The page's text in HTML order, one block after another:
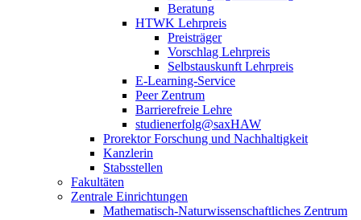
Beratung
HTWK Lehrpreis
Preisträger
Vorschlag Lehrpreis
Selbstauskunft Lehrpreis
E-Learning-Service
Peer Zentrum
Barrierefreie Lehre
studienerfolg@saxHAW
Prorektor Forschung und Nachhaltigkeit
Kanzlerin
Stabsstellen
Fakultäten
Zentrale Einrichtungen
Mathematisch-Naturwissenschaftliches Zentrum